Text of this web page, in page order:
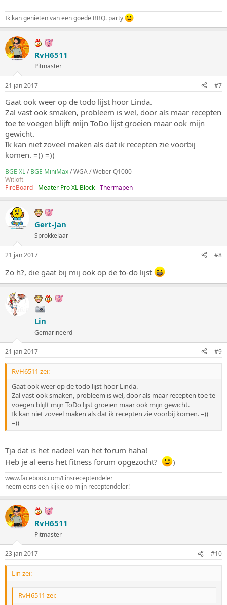
Ik kan genieten van een goede BBQ. party
RvH6511
Pitmaster
21 jan 2017 #7
Gaat ook weer op de todo lijst hoor Linda.
Zal vast ook smaken, probleem is wel, door als maar recepten
toe te voegen blijft mijn ToDo lijst groeien maar ook mijn
gewicht.
Ik kan niet zoveel maken als dat ik recepten zie voorbij
komen. =)) =))
BGE XL/BGE MiniMax/ WGA / Weber Q1000
Witloft
FireBoard - Meater Pro XL Block -Thermapen
Gert-Jan
Sprokkelaar
21 jan 2017 #8
Zo h?, die gaat bij mij ook op de to-do lijst
Lin
Gemarineerd
21 jan 2017 #9
RvH6511 zei:
Gaat ook weer op de todo lijst hoor Linda.
Zal vast ook smaken, probleem is wel, door als maar recepten toe te
voegen blijft mijn ToDo lijst groeien maar ook mijn gewicht.
Ik kan niet zoveel maken als dat ik recepten zie voorbij komen. =))
=))
Tja dat is het nadeel van het forum haha!
Heb je al eens het fitness forum opgezocht?
)
www.facebook.com/Linsreceptendeler
neem eens een kijkje op mijn receptendeler!
RvH6511
Pitmaster
23 jan 2017 #10
Lin zei:
RvH6511 zei: